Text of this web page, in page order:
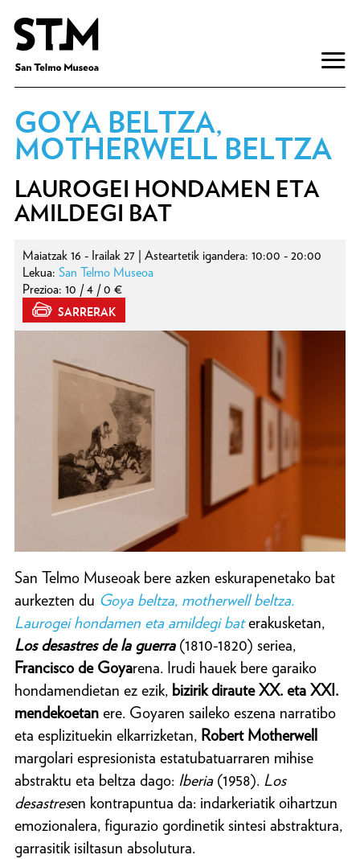
GOYA BELTZA,
MOTHERWELL BELTZA
LAUROGEI HONDAMEN ETA
AMILDEGI BAT
Maiatzak 16 - Irailak 27 | Asteartetik igandera: 10:00 - 20:00
Lekua: San Telmo Museoa
Prezioa: 10 / 4 / 0 €
SARRERAK
San Telmo Museoak bere azken eskurapenetako bat
aurkezten du Goya beltza, motherwell beltza.
Laurogei hondamen eta amildegi baterakusketan,
Los desastres de la guerra (1810-1820) seriea,
Francisco de Goyarena. Irudi hauek bere garaiko
hondamendietan ez ezik, bizirik diraute XX. eta XXI.
mendekoetan ere. Goyaren saileko eszena narratibo
eta esplizituekin elkarrizketan, Robert Motherwell
margolari espresionista estatubatuarraren mihise
abstraktu eta beltza dago: Iberia(1958). Los
desastresen kontrapuntua da: indarkeriatik oihartzun
emozionalera, figurazio gordinetik sintesi abstraktura,
garrasitik isiltasun absolutura.